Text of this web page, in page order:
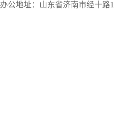
办公地址：山东省济南市经十路